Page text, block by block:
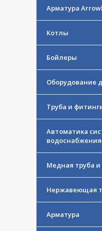
Арматура
Котлы
Бойлеры
Оборудование
Труба и
Автоматика
водоснабжения
Медная труба
Нержавеющая
Арматура